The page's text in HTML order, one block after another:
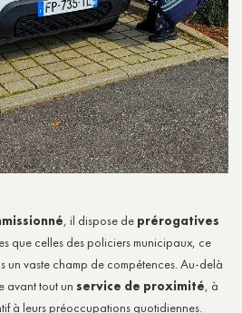
, il dispose de prérogatives
que celles des policiers municipaux, ce
un vaste champ de compétences. Au-delà
avant tout un service de proximité, à
à leurs préoccupations quotidiennes.